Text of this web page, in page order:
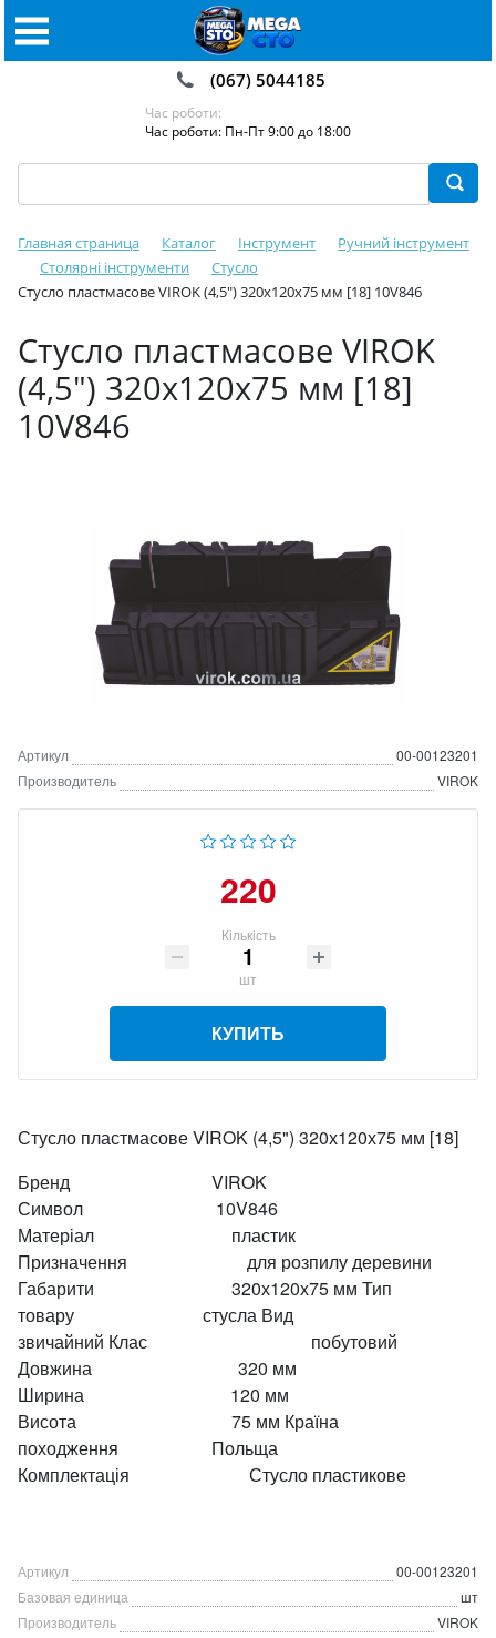
(067) 5044185
Час роботи:
Час роботи: Пн-Пт 9:00 до 18:00
Главная страница Каталог Інструмент
Ручний інструмент
Столярні інструменти
Стусло
Стусло пластмасове VIROK (4,5") 320х120х75 мм [18] 10V846
Стусло пластмасове VIROK
(4,5") 320х120х75 мм [18]
10V846
Артикул
00-00123201
Производитель
VIROK
220
Кількість
шт
КУПИТЬ
Стусло пластмасове VIROK (4,5") 320х120х75 мм [18]
Бренд VIROK
Символ 10V846
Матеріал пластик
Призначення для розпилу деревини
Габарити 320х120х75 мм Тип
товару стусла Вид
звичайний Клас побутовий
Довжина 320 мм
Ширина 120 мм
Висота 75 мм Країна
походження Польща
Комплектація Стусло пластикове
Артикул
00-00123201
Базовая единица
шт
Производитель
VIROK